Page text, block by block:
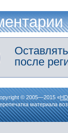
после
© 2005—2015 «
материала